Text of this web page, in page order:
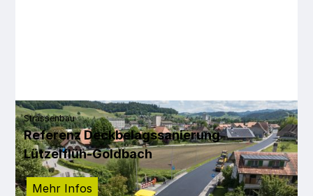
Strassenbau
Referenz Deckbelagssanierung
Lützelflüh-Goldbach
Mehr Infos